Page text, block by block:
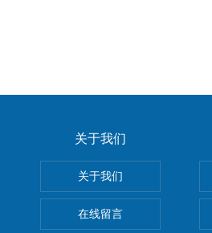
关于我们
关于我们
在线留言